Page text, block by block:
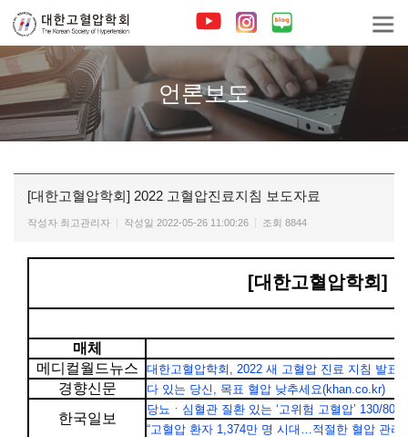
언론보도
[대한고혈압학회] 2022 고혈압진료지침 보도자료
작성자 최고관리자 작성일 2022-05-26 11:00:26 조회 8844
[대한고혈압학회]
매체
메디컬월드뉴스
대한고혈압학회, 2022 새 고혈압 진료 지침 발
경향신문 다 있는 당신, 목표 혈압 낮추세요(khan.co.kr)
한국일보
당뇨ㆍ심혈관 질환 있는 ‘고위험 고혈압’ 130/80
“고혈압 환자 1,374만 명 시대…적절한 혈압 관리